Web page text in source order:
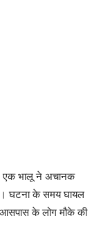
एक भालू ने अचानक
घटना के समय घायल
के लोग मौके की